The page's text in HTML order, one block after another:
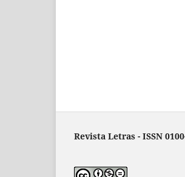
Revista Letras - ISSN